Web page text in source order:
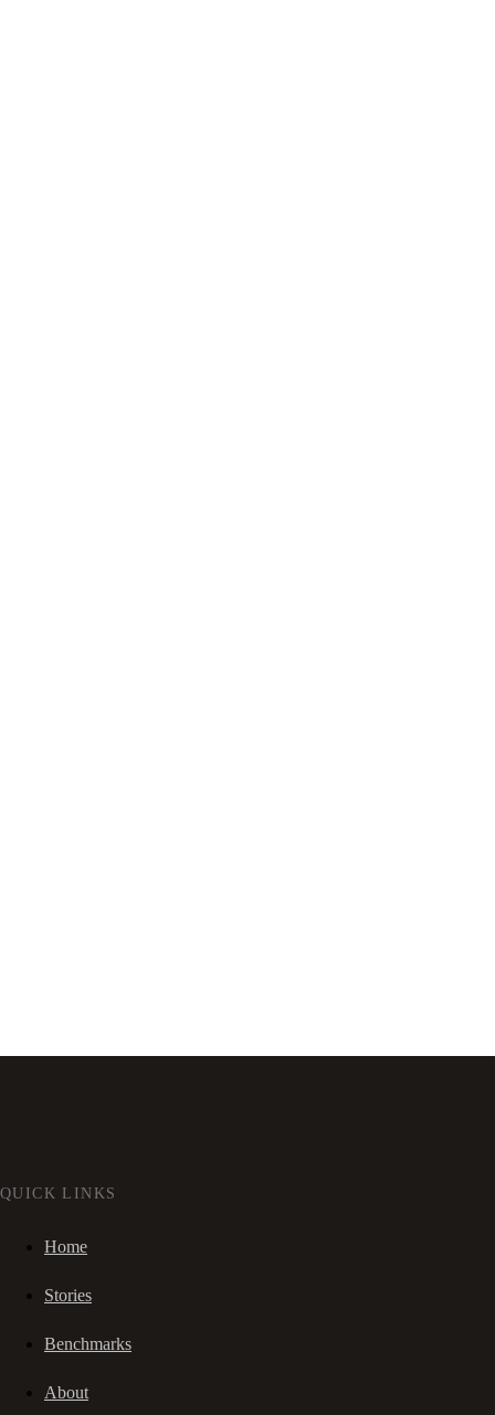
QUICK LINKS
Home
Stories
Benchmarks
About